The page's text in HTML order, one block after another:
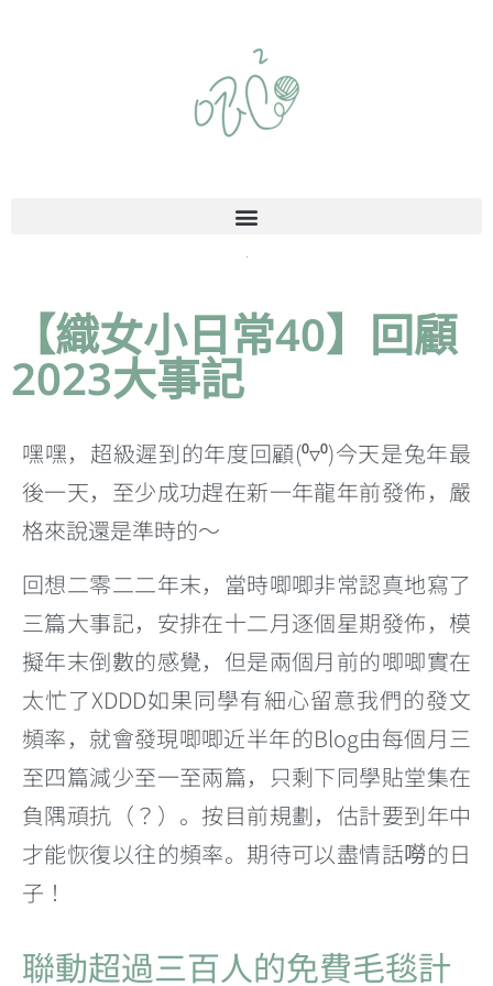
【織女小日常40】回顧
2023大事記
嘿嘿，超級遲到的年度回顧(⁰▿⁰)今天是兔年最
後一天，至少成功趕在新一年龍年前發佈，嚴
格來說還是準時的～
回想二零二二年末，當時唧唧非常認真地寫了
三篇大事記，安排在十二月逐個星期發佈，模
擬年末倒數的感覺，但是兩個月前的唧唧實在
太忙了XDDD如果同學有細心留意我們的發文
頻率，就會發現唧唧近半年的Blog由每個月三
至四篇減少至一至兩篇，只剩下同學貼堂集在
負隅頑抗（？）。按目前規劃，估計要到年中
才能恢復以往的頻率。期待可以盡情話嘮的日
子！
聯動超過三百人的免費毛毯計